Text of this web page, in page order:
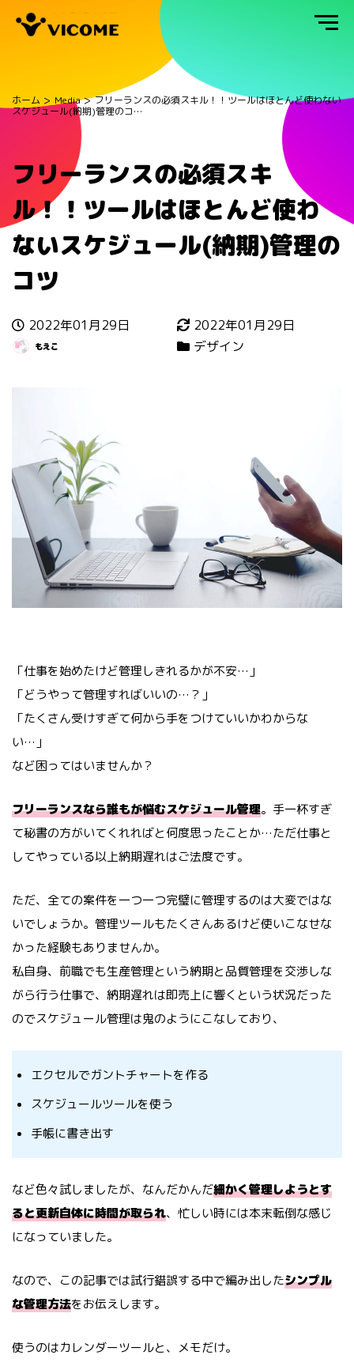
ホーム Media
フリーランスの必須スキル！！ツールはほとんど使わない
スケジュール(納期)管理のコ…
フリーランスの必須スキ
ル！！ツールはほとんど使わ
ないスケジュール(納期)管理の
コツ
2022年01月29日 2022年01月29日
もえこ デザイン
「仕事を始めたけど管理しきれるかが不安…」
「どうやって管理すればいいの…？」
「たくさん受けすぎて何から手をつけていいかわからな
い…」
など困ってはいませんか？
フリーランスなら誰もが悩むスケジュール管理。手一杯すぎ
て秘書の方がいてくれればと何度思ったことか…ただ仕事と
してやっている以上納期遅れはご法度です。
ただ、全ての案件を一つ一つ完璧に管理するのは大変ではな
いでしょうか。管理ツールもたくさんあるけど使いこなせな
かった経験もありませんか。
私自身、前職でも生産管理という納期と品質管理を交渉しな
がら行う仕事で、納期遅れは即売上に響くという状況だった
のでスケジュール管理は鬼のようにこなしており、
エクセルでガントチャートを作る
スケジュールツールを使う
手帳に書き出す
など色々試しましたが、なんだかんだ細かく管理しようとす
ると更新自体に時間が取られ、忙しい時には本末転倒な感じ
になっていました。
なので、この記事では試行錯誤する中で編み出したシンプル
な管理方法をお伝えします。
使うのはカレンダーツールと、メモだけ。